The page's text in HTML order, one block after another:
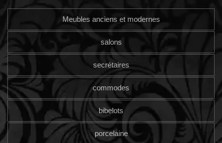
Meubles anciens et modernes
salons
secrétaires
commodes
bibelots
porcelaine